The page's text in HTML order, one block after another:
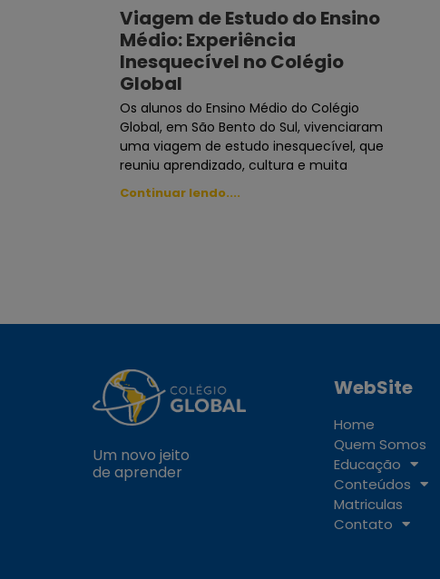
Viagem de Estudo do Ensino
Médio: Experiência
Inesquecível no Colégio
Global
Os alunos do Ensino Médio do Colégio
Global, em São Bento do Sul, vivenciaram
uma viagem de estudo inesquecível, que
reuniu aprendizado, cultura e muita
Continuar lendo....
Um novo jeito
de aprender
WebSite
Home
Quem Somos
Educação
Conteúdos
Matriculas
Contato